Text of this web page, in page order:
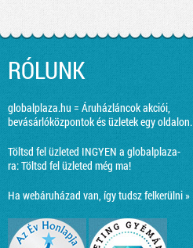
RÓLUNK
globalplaza.hu = Áruházláncok akciói,
bevásárlóközpontok és üzletek egy oldalon.
Töltsd fel üzleted INGYEN a globalplaza-
ra:Töltsd fel üzleted még ma!
Ha webáruházad van, így tudsz felkerülni »